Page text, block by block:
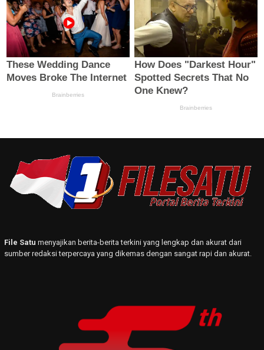
File Satu menyajikan berita-berita terkini yang lengkap dan akurat dari
sumber redaksi terpercaya yang dikemas dengan sangat rapi dan akurat.